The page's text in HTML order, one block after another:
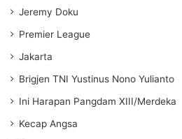
Jeremy Doku
Premier League
Jakarta
Brigjen TNI Yustinus Nono Yulianto
Ini Harapan Pangdam XIII/Merdeka
Kecap Angsa